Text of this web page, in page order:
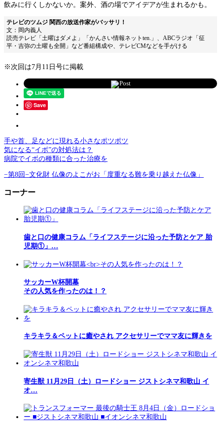
飲みに行くしかないか。案外、酒の場でアイデアが生まれるかも。
テレビのツムジ 関西の放送作家がバッサリ！
文：岡内義人
読売テレビ「土曜はダメよ」「かんさい情報ネットten.」、ABCラジオ「征
平・吉弥の土曜も全開」など番組構成や、テレビCMなどを手がける
※次回は7月11日号に掲載
Post
Save
手や首、足などに現れる小さなポツポツ
気になる“イボ”の対処法は？
病院でイボの種類に合った治療を
−第8回−文化財 仏像のよこがお「度重なる難を乗り越えた仏像」
コーナー
歯と口の健康コラム「ライフステージに沿った予防とケア 胎
児期①」…
サッカーW杯開幕
その人気を作ったのは！？
キラキラ＆ペットに癒やされ アクセサリーでママ友に輝きを
寄生獣 11月29日（土）ロードショー ジストシネマ和歌山 イ
オ…